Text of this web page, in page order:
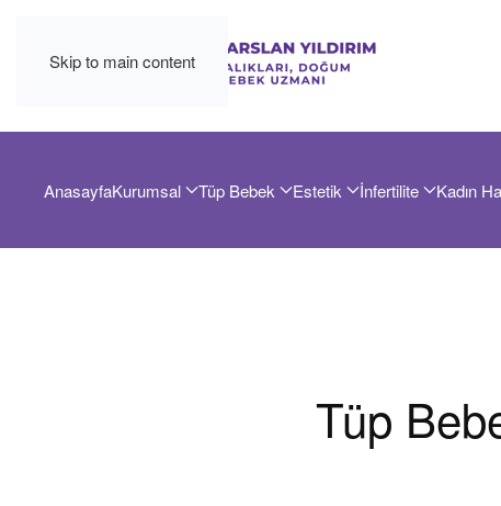
Skip to main content
AnasayfaKurumsal Tüp Bebek Estetik İnfertilite Kadın
Tüp